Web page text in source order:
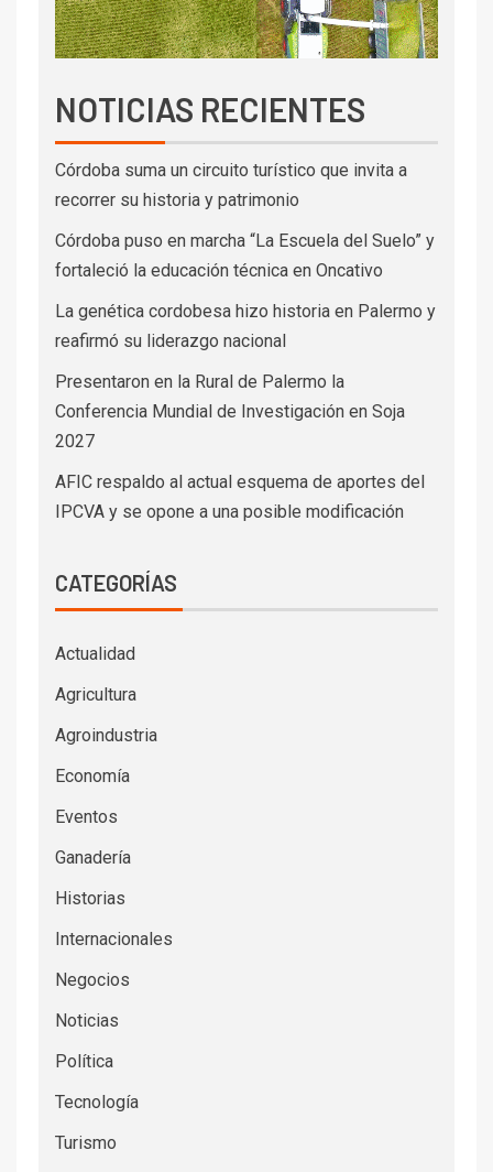
NOTICIAS RECIENTES
Córdoba suma un circuito turístico que invita a
recorrer su historia y patrimonio
Córdoba puso en marcha “La Escuela del Suelo” y
fortaleció la educación técnica en Oncativo
La genética cordobesa hizo historia en Palermo y
reafirmó su liderazgo nacional
Presentaron en la Rural de Palermo la
Conferencia Mundial de Investigación en Soja
2027
AFIC respaldo al actual esquema de aportes del
IPCVA y se opone a una posible modificación
CATEGORÍAS
Actualidad
Agricultura
Agroindustria
Economía
Eventos
Ganadería
Historias
Internacionales
Negocios
Noticias
Política
Tecnología
Turismo